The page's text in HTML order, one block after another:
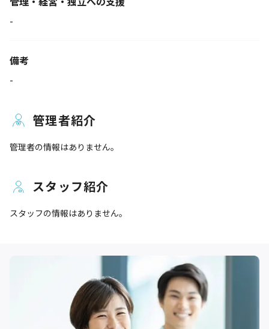
-
備考
-
管理者紹介
管理者の情報はありません。
スタッフ紹介
スタッフの情報はありません。